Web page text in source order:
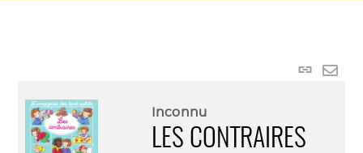
Lien
Inconnu
LES CONTRAIRES